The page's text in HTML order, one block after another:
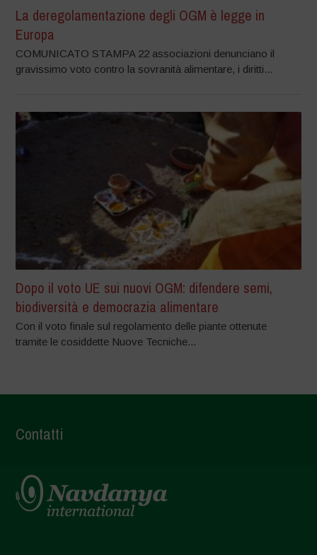
La deregolamentazione degli OGM è legge in
Europa
COMUNICATO STAMPA 22 associazioni denunciano il
gravissimo voto contro la sovranità alimentare, i diritti...
Dopo il voto UE sui nuovi OGM: difendere semi,
biodiversità e democrazia alimentare
Con il voto finale sul regolamento delle piante ottenute
tramite le cosiddette Nuove Tecniche...
Contatti